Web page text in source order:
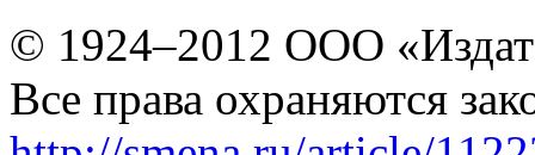
© 1924–2012 ООО
Все права охраняются